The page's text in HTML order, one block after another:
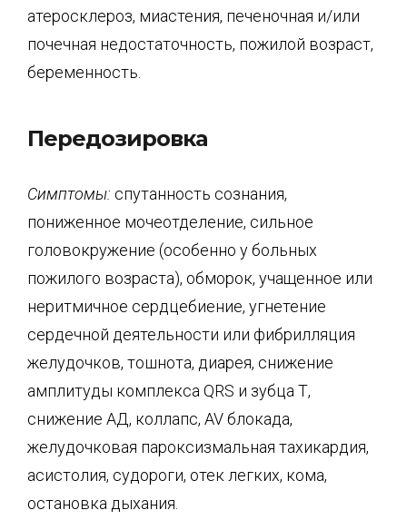
атеросклероз, миастения, печеночная и/или
почечная недостаточность, пожилой возраст,
беременность.
Передозировка
Симптомы: спутанность сознания,
пониженное мочеотделение, сильное
головокружение (особенно у больных
пожилого возраста), обморок, учащенное или
неритмичное сердцебиение, угнетение
сердечной деятельности или фибрилляция
желудочков, тошнота, диарея, снижение
амплитуды комплекса QRS и зубца Т,
снижение АД, коллапс, AV блокада,
желудочковая пароксизмальная тахикардия,
асистолия, судороги, отек легких, кома,
остановка дыхания.